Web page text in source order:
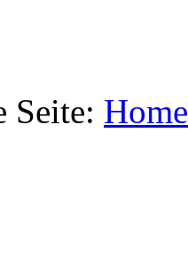
Seite: Home